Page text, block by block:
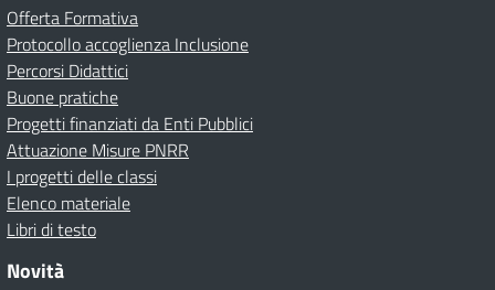
Offerta Formativa
Protocollo accoglienza Inclusione
Percorsi Didattici
Buone pratiche
Progetti finanziati da Enti Pubblici
Attuazione Misure PNRR
I progetti delle classi
Elenco materiale
Libri di testo
Novità